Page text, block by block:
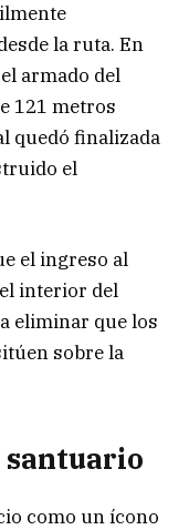
la ruta. En
armado del
121 metros
quedó finalizada
el
el ingreso al
interior del
eliminar que los
sobre la
santuario
como un ícono